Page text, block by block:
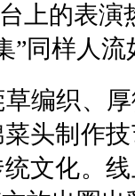
上的表
”同样人流
编织、
头制作
文化。